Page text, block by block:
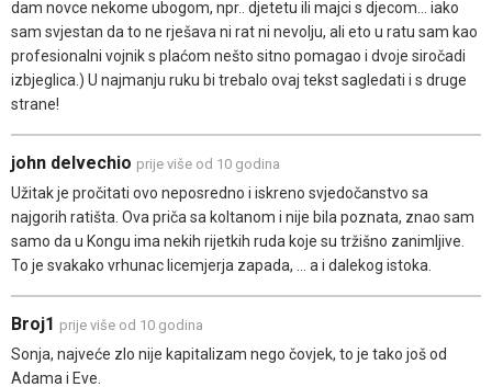
dam novce nekome ubogom, npr.. djetetu ili majci s djecom... iako
sam svjestan da to ne rješava ni rat ni nevolju, ali eto u ratu sam kao
profesionalni vojnik s plaćom nešto sitno pomagao i dvoje siročadi
izbjeglica.) U najmanju ruku bi trebalo ovaj tekst sagledati i s druge
strane!
john delvechio prije više od 10 godina
Užitak je pročitati ovo neposredno i iskreno svjedočanstvo sa
najgorih ratišta. Ova priča sa koltanom i nije bila poznata, znao sam
samo da u Kongu ima nekih rijetkih ruda koje su tržišno zanimljive.
To je svakako vrhunac licemjerja zapada, ... a i dalekog istoka.
Broj1 prije više od 10 godina
Sonja, najveće zlo nije kapitalizam nego čovjek, to je tako još od
Adama i Eve.